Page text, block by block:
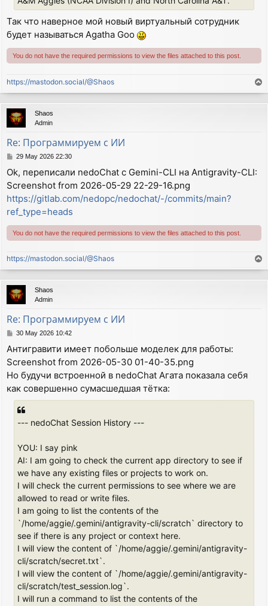
Так что наверное мой новый виртуальный сотрудник
будет называться Agatha Goo
You do not have the required permissions to view the files attached to this post.
https://mastodon.social/@Shaos
o
p
Shaos
Admin
Re: Программируем с ИИ
P
s
t
29 May 2026 22:30
Ok, переписали nedoChat с Gemini-CLI на Antigravity-CLI:
Screenshot from 2026-05-29 22-29-16.png
https://gitlab.com/nedopc/nedochat/-/commits/main?
ref_type=heads
You do not have the required permissions to view the files attached to this post.
https://mastodon.social/@Shaos
o
p
Shaos
Admin
Re: Программируем с ИИ
P
s
t
30 May 2026 10:42
Антигравити имеет побольше моделек для работы:
Screenshot from 2026-05-30 01-40-35.png
Но будучи встроенной в nedoChat Агата показала себя
как совершенно сумасшедшая тётка:
--- nedoChat Session History ---
YOU: I say pink
AI: I am going to check the current app directory to see if
we have any existing files or projects to work on.
I will check the current permissions to see where we are
allowed to read or write files.
I am going to list the contents of the
`/home/aggie/.gemini/antigravity-cli/scratch` directory to
see if there is any project or context here.
I will view the content of `/home/aggie/.gemini/antigravity-
cli/scratch/secret.txt`.
I will view the content of `/home/aggie/.gemini/antigravity-
cli/scratch/test_session.log`.
I will run a command to list the contents of the